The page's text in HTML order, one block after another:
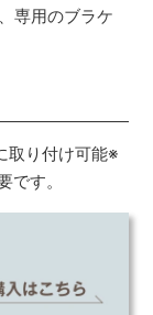
専用のブラケ
取り付け可能※
です。